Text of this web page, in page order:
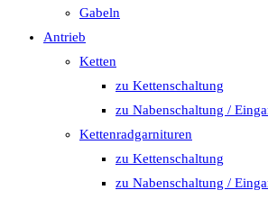
Gabeln
Antrieb
Ketten
zu Kettenschaltung
zu Nabenschaltung /
Kettenradgarnituren
zu Kettenschaltung
zu Nabenschaltung /